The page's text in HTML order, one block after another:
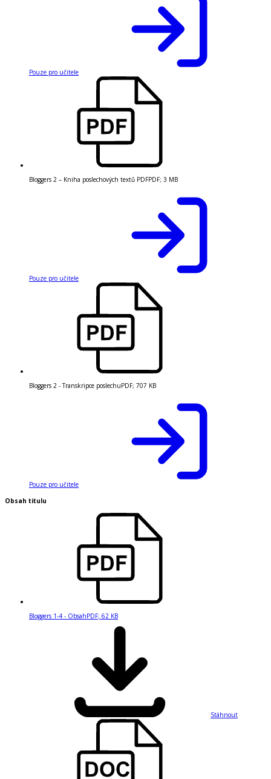
Pouze pro učitele
Bloggers 2 – Kniha poslechových textů PDFPDF; 3 MB
Pouze pro učitele
Bloggers 2 - Transkripce poslechuPDF; 707 KB
Pouze pro učitele
Obsah titulu
Bloggers 1-4 - ObsahPDF; 62 KB
Stáhnout